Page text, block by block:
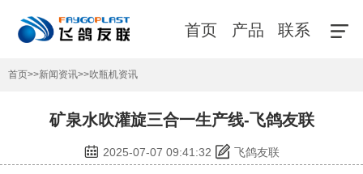
首页 产品 联系
首页>>新闻资讯>>吹瓶机资讯
矿泉水吹灌旋三合一生产线-飞鸽友联
2025-07-07 09:41:32 飞鸽友联